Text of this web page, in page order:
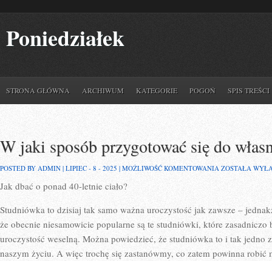
Poniedziałek
STRONA GŁÓWNA ARCHIWUM KATEGORIE POGOŃ SPIS TREŚCI
W jaki sposób przygotować się do
POSTED BY ADMIN | LIPIEC - 8 - 2025 | MOŻLIWOŚĆ KOMENTOWANIA W
DO
WŁASNEJ
ZOSTAŁA
Jak dbać o ponad 40-letnie ciało?
Studniówka to dzisiaj tak samo ważna uroczystość jak zawsze –
że obecnie niesamowicie popularne są te studniówki, które
uroczystość weselną. Można powiedzieć, że studniówka to i tak jedno
naszym życiu. A więc trochę się zastanówmy, co zatem powinna robić